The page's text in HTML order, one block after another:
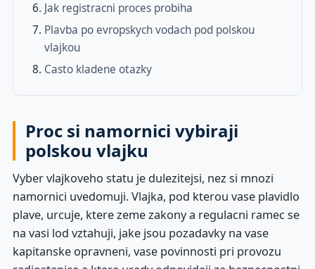
Jak registracni proces probiha
Plavba po evropskych vodach pod polskou
vlajkou
Casto kladene otazky
Proc si namornici vybiraji
polskou vlajku
Vyber vlajkoveho statu je dulezitejsi, nez si mnozi
namornici uvedomuji. Vlajka, pod kterou vase plavidlo
plave, urcuje, ktere zeme zakony a regulacni ramec se
na vasi lod vztahuji, jake jsou pozadavky na vase
kapitanske opravneni, vase povinnosti pri provozu